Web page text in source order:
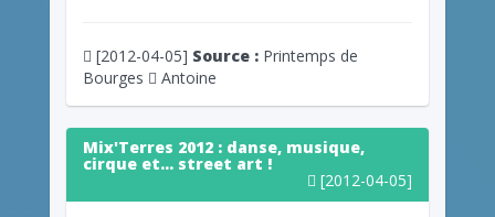
[2012-04-05] Source : Printemps de
Bourges
Antoine
Mix'Terres 2012 : danse, musique,
cirque et... street art !
[2012-04-05]